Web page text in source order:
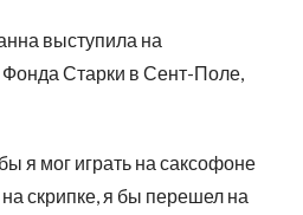
выступила на
Старки в Сент-Поле,
я мог играть на саксофоне
на скрипке, я бы перешел на